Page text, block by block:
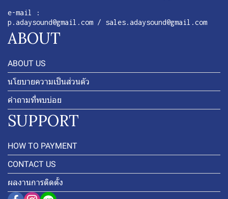
e-mail :
p.adaysound@gmail.com / sales.adaysound@gmail.com
ABOUT
ABOUT US
นโยบายความเป็นส่วนตัว
คำถามที่พบบ่อย
SUPPORT
HOW TO PAYMENT
CONTACT US
ผลงานการติดตั้ง